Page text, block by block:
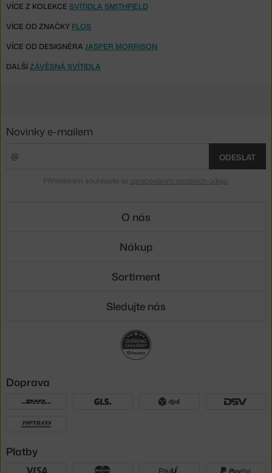
VÍCE Z KOLEKCE SVÍTIDLA SMITHFIELD
VÍCE OD ZNAČKY FLOS
VÍCE OD DESIGNÉRA JASPER MORRISON
DALŠÍZÁVĚSNÁ SVÍTIDLA
Novinky e-mailem
ODESLAT
Přihlášením souhlasíte se zpracováním osobních údajů
O nás
Nákup
Sortiment
Sledujte nás
Doprava
Platby